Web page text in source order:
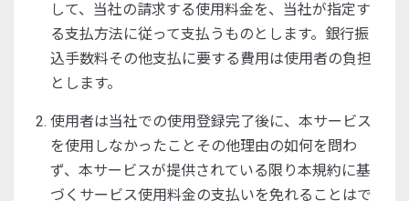
して、当社の請求する使用料金を、当社が指定す
る支払方法に従って支払うものとします。銀行振
込手数料その他支払に要する費用は使用者の負担
とします。
使用者は当社での使用登録完了後に、本サービス
を使用しなかったことその他理由の如何を問わ
ず、本サービスが提供されている限り本規約に基
づくサービス使用料金の支払いを免れることはで